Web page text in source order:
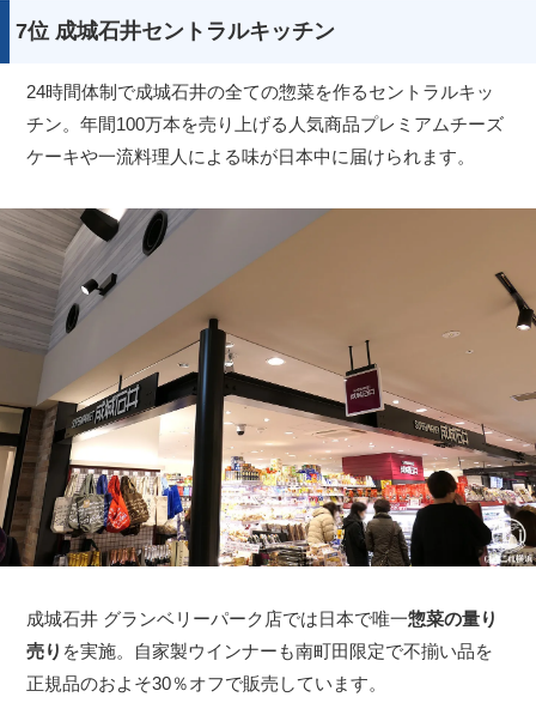
7位 成城石井セントラルキッチン
24時間体制で成城石井の全ての惣菜を作るセントラルキッ
チン。年間100万本を売り上げる人気商品プレミアムチーズ
ケーキや一流料理人による味が日本中に届けられます。
成城石井 グランベリーパーク店では日本で唯一惣菜の量り
売り を実施。自家製ウインナーも南町田限定で不揃い品を
正規品のおよそ30％オフで販売しています。